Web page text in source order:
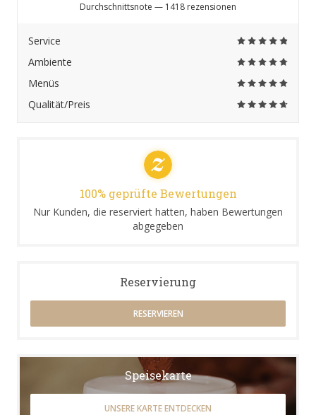
Durchschnittsnote — 1418 rezensionen
Service
Ambiente
Menüs
Qualität/Preis
100% geprüfte Bewertungen
Nur Kunden, die reserviert hatten, haben Bewertungen
abgegeben
Reservierung
RESERVIEREN
Speisekarte
UNSERE KARTE ENTDECKEN